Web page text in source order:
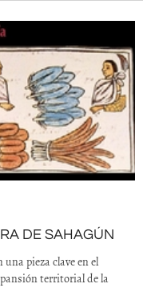
DE SAHAGÚN
pieza clave en el
territorial de la